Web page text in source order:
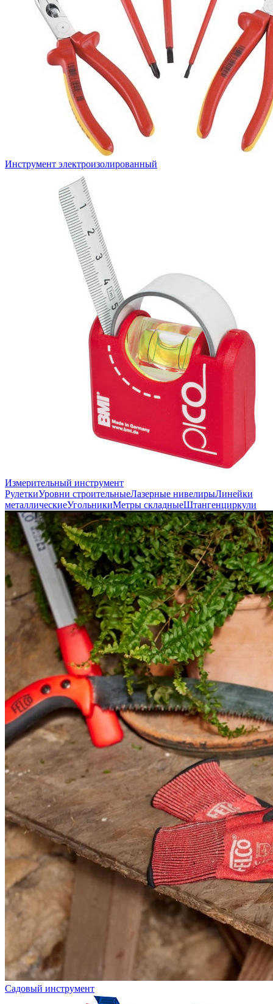
Инструмент электроизолированный
Измерительный инструмент
РулеткиУровни строительныеЛазерные нивелирыЛинейки
металлическиеУгольникиМетры складныеШтангенциркули
Садовый инструмент